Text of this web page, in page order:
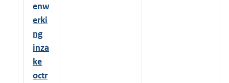
enw
erki
ng
inza
ke
octr